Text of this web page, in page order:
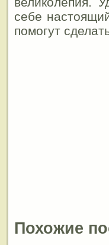
себе
помогут
Похожие